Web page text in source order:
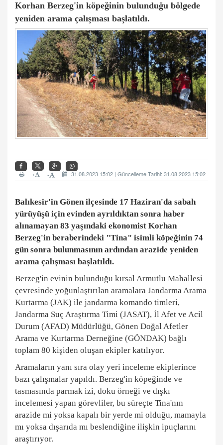
Korhan Berzeg'in köpeğinin bulunduğu bölgede
yeniden arama çalışması başlatıldı.
31.08.2023 15:02 | Güncelleme Tarihi: 31.08.2023 15:02
-
+
Balıkesir'in Gönen ilçesinde 17 Haziran'da sabah
yürüyüşü için evinden ayrıldıktan sonra haber
alınamayan 83 yaşındaki ekonomist Korhan
Berzeg'in beraberindeki "Tina" isimli köpeğinin 74
gün sonra bulunmasının ardından arazide yeniden
arama çalışması başlatıldı.
Berzeg'in evinin bulunduğu kırsal Armutlu Mahallesi
çevresinde yoğunlaştırılan aramalara Jandarma Arama
Kurtarma (JAK) ile jandarma komando timleri,
Jandarma Suç Araştırma Timi (JASAT), İl Afet ve Acil
Durum (AFAD) Müdürlüğü, Gönen Doğal Afetler
Arama ve Kurtarma Derneğine (GÖNDAK) bağlı
toplam 80 kişiden oluşan ekipler katılıyor.
Aramaların yanı sıra olay yeri inceleme ekiplerince
bazı çalışmalar yapıldı. Berzeg'in köpeğinde ve
tasmasında parmak izi, doku örneği ve dışkı
incelemesi yapan görevliler, bu süreçte Tina'nın
arazide mi yoksa kapalı bir yerde mi olduğu, mamayla
mı yoksa dışarıda mı beslendiğine ilişkin ipuçlarını
araştırıyor.